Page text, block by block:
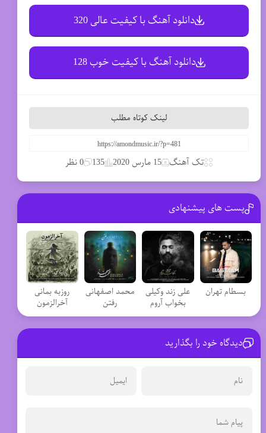
دانلود آهنگ با کیفیت عالی 320
دانلود آهنگ با کیفیت خوب 128
لینک کوتاه مطلب
تک آهنگ 15 مارس 2020 135 0 نظر
پست های پیشنهادی
بسطام تهران
علی زند وکیلی
بخواب آروم
محمد اصفهانی
رفتن
روزبه بمانی
آخرالزمون
دیدگاه خود را بگذارید